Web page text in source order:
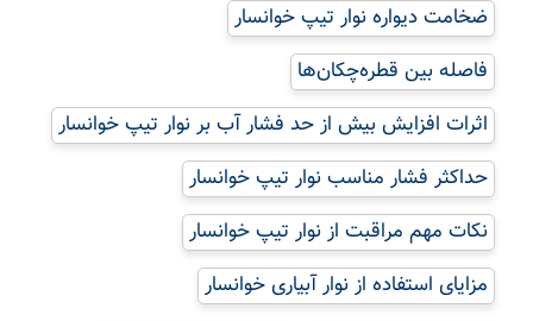
ضخامت دیواره نوار تیپ خوانسار
فاصله بین قطره‌چکان‌ها
اثرات افزایش بیش از حد فشار آب بر نوار تیپ خوانسار
حداکثر فشار مناسب نوار تیپ خوانسار
نکات مهم مراقبت از نوار تیپ خوانسار
مزایای استفاده از نوار آبیاری خوانسار